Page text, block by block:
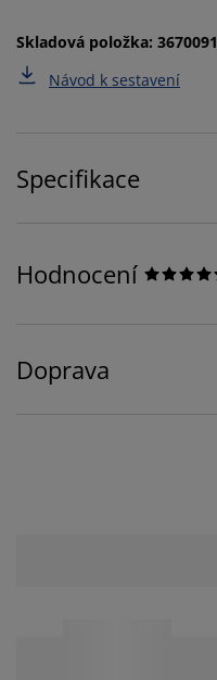
Skladová položka: 3670091
Návod k sestavení
Specifikace
Hodnocení
Doprava